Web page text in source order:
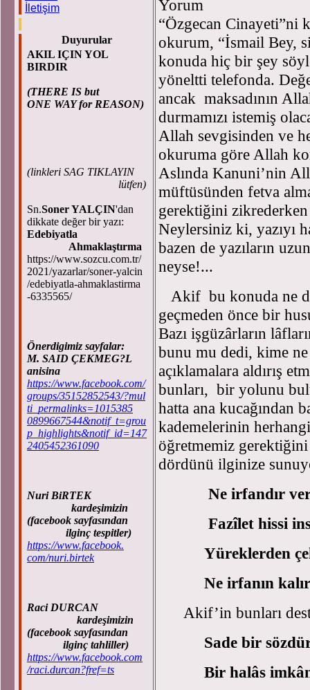
İletişim
Duyurular
AKIL IÇIN YOL
BIRDIR
(THERE IS but
ONE WAY for REASON)
(linkleri SAG TIKLAYIN
lütfen)
Sn.Soner YALÇIN'dan
dikkate değer bir yazı:
Edebiyatla
Ahmaklaştırma
https://www.sozcu.com.tr/
2021/yazarlar/soner-yalcin
/edebiyatla-ahmaklastirma
-6335565/
Önerdigimiz sayfalar:
M. SAID ÇEKMEG?L
anisina
https://www.facebook.com/
groups/35152852543/?mul
ti_permalinks=1015385
0899667544&notif_t=grou
p_highlights&notif_id=147
2405452361090
Nuri BiRTEK
kardeşimizin
(facebook sayfasından
ilginç tespitler)
https://www.facebook.
com/nuri.birtek
Raci DURCAN
kardeşimizin
(facebook sayfasından
ilginç tahliller)
https://www.facebook.com
/raci.durcan?fref=ts
Yorum
“Özgecan Cinayeti”ni
okurum, “İsmail Bey,
konuda hiç bir şey
yöneltti telefonda.
ancak maksadının
durmamızı istemiş
Allah sevgisinden ve
okuruma göre Allah
Aslında Kanuni’nin
müftüsünden fetva
gerektiğini
Neylersiniz ki, yazıyı
bazen de yazıların
neyse!...
Akif bu konuda ne
geçmeden önce bir
Bazı işgüzârların
bunu mu dedi, kime
açıklamalara aldırış
bunları, bir yolunu
hatta ana kucağından
kademelerinin
öğretmemiz
dördünü ilginize
Ne irfandır
Fazîlet hissi
Yüreklerden
Ne irfanın kalır
Akif’in bunları
Sade bir sözdür,
Bir halâs imkânı